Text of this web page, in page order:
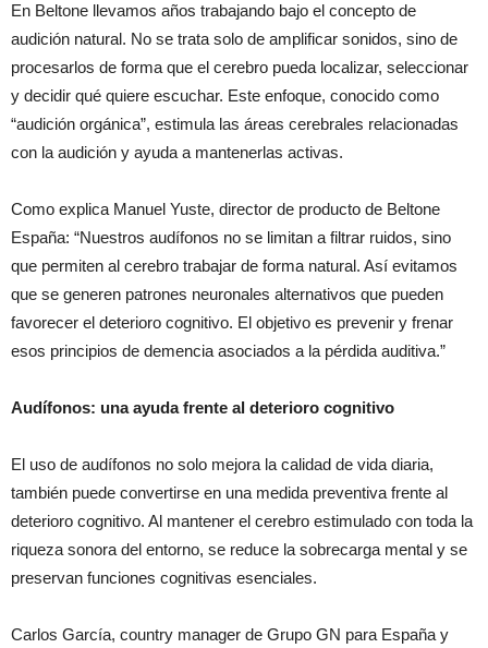
En Beltone llevamos años trabajando bajo el concepto de
audición natural. No se trata solo de amplificar sonidos, sino de
procesarlos de forma que el cerebro pueda localizar, seleccionar
y decidir qué quiere escuchar. Este enfoque, conocido como
“audición orgánica”, estimula las áreas cerebrales relacionadas
con la audición y ayuda a mantenerlas activas.
Como explica Manuel Yuste, director de producto de Beltone
España: “Nuestros audífonos no se limitan a filtrar ruidos, sino
que permiten al cerebro trabajar de forma natural. Así evitamos
que se generen patrones neuronales alternativos que pueden
favorecer el deterioro cognitivo. El objetivo es prevenir y frenar
esos principios de demencia asociados a la pérdida auditiva.”
Audífonos: una ayuda frente al deterioro cognitivo
El uso de audífonos no solo mejora la calidad de vida diaria,
también puede convertirse en una medida preventiva frente al
deterioro cognitivo. Al mantener el cerebro estimulado con toda la
riqueza sonora del entorno, se reduce la sobrecarga mental y se
preservan funciones cognitivas esenciales.
Carlos García, country manager de Grupo GN para España y